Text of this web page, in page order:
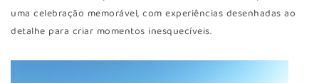
uma celebração memorável, com experiências desenhadas ao
detalhe para criar momentos inesquecíveis.